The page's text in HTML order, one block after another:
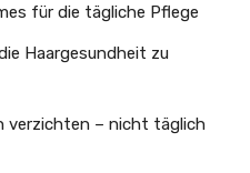
für die tägliche Pflege
Haargesundheit zu
verzichten – nicht täglich